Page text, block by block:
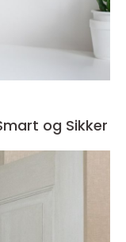
og Sikker